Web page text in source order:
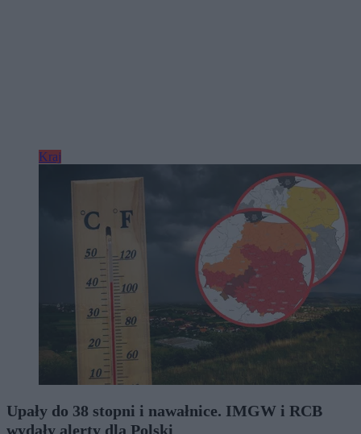
Kraj
Upały do 38 stopni i nawałnice. IMGW i RCB
wydały alerty dla Polski